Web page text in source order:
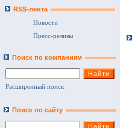
RSS-лента
Новости
Пресс-релизы
Поиск по компаниям
Расширенный поиск
Поиск по сайту